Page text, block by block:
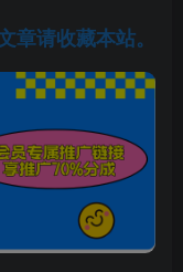
章请收藏本站。